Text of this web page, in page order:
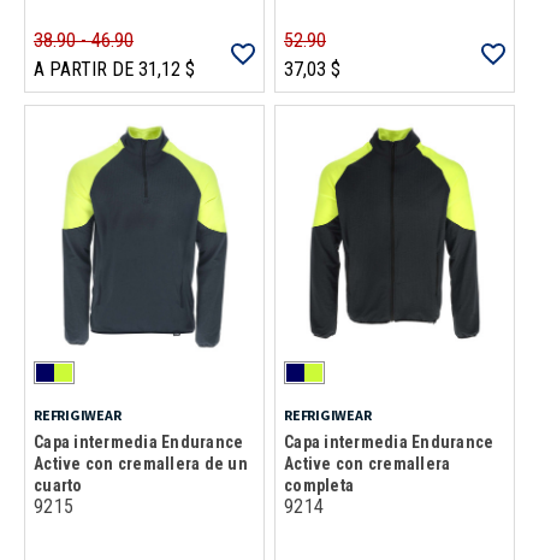
38.90 - 46.90
A PARTIR DE 31,12 $
52.90
37,03 $
REFRIGIWEAR
Capa intermedia Endurance
Active con cremallera de un
cuarto
9215
REFRIGIWEAR
Capa intermedia Endurance
Active con cremallera
completa
9214